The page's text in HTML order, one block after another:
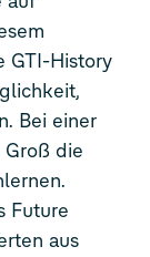
GTI-History
Bei einer
die
Future
aus